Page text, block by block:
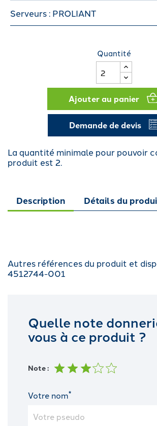
Serveurs : PROLIANT
Quantité
Ajouter au panier
Demande de devis
La quantité minimale pour pouvoir
produit est 2.
Description Détails du
Autres références du produit et
4512744-001
Quelle note
vous à ce produit ?
Note :
Votre nom*